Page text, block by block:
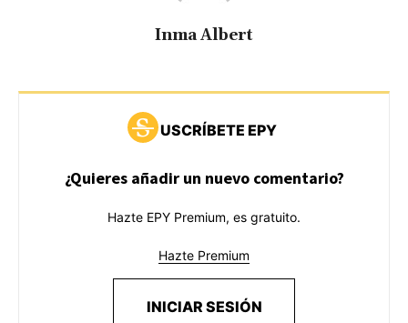
Inma Albert
USCRÍBETE EPY
¿Quieres añadir un nuevo comentario?
Hazte EPY Premium, es gratuito.
Hazte Premium
INICIAR SESIÓN